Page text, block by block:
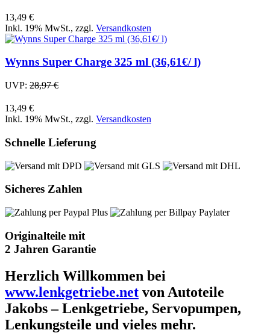
13,49 €
Inkl. 19% MwSt., zzgl. Versandkosten
Wynns Super Charge 325 ml (36,61€/ l)
UVP: 28,97 €
13,49 €
Inkl. 19% MwSt., zzgl. Versandkosten
Schnelle Lieferung
Sicheres Zahlen
Originalteile mit
2 Jahren Garantie
Herzlich Willkommen bei
www.lenkgetriebe.net von Autoteile
Jakobs – Lenkgetriebe, Servopumpen,
Lenkungsteile und vieles mehr.